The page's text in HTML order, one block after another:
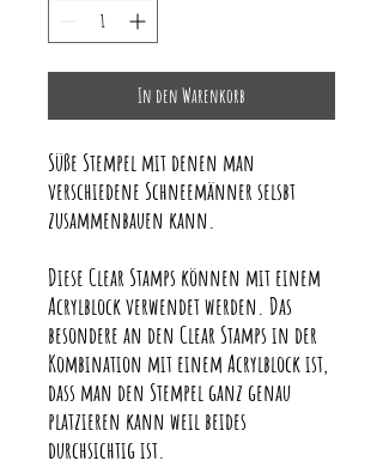
In den Warenkorb
Süße Stempel mit denen man
verschiedene Schneemänner selsbt
zusammenbauen kann.
Diese Clear Stamps können mit einem
Acrylblock verwendet werden. Das
besondere an den Clear Stamps in der
Kombination mit einem Acrylblock ist,
dass man den Stempel ganz genau
platzieren kann weil beides
durchsichtig ist.